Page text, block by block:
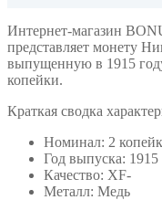
Интернет-магазин
представляет монету
выпущенную в 1915
копейки.
Краткая сводка
Номинал: 2
Год выпуска: 1915
Качество: XF-
Металл: Медь